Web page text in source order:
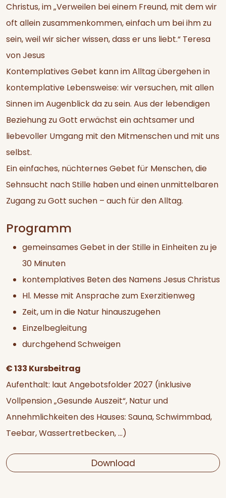
Christus, im „Verweilen bei einem Freund, mit dem wir
oft allein zusammenkommen, einfach um bei ihm zu
sein, weil wir sicher wissen, dass er uns liebt.“ Teresa
von Jesus
Kontemplatives Gebet kann im Alltag übergehen in
kontemplative Lebensweise: wir versuchen, mit allen
Sinnen im Augenblick da zu sein. Aus der lebendigen
Beziehung zu Gott erwächst ein achtsamer und
liebevoller Umgang mit den Mitmenschen und mit uns
selbst.
Ein einfaches, nüchternes Gebet für Menschen, die
Sehnsucht nach Stille haben und einen unmittelbaren
Zugang zu Gott suchen – auch für den Alltag.
Programm
gemeinsames Gebet in der Stille in Einheiten zu je
30 Minuten
kontemplatives Beten des Namens Jesus Christus
Hl. Messe mit Ansprache zum Exerzitienweg
Zeit, um in die Natur hinauszugehen
Einzelbegleitung
durchgehend Schweigen
€ 133 Kursbeitrag
Aufenthalt: laut Angebotsfolder 2027 (inklusive
Vollpension „Gesunde Auszeit“, Natur und
Annehmlichkeiten des Hauses: Sauna, Schwimmbad,
Teebar, Wassertretbecken, ...)
Download